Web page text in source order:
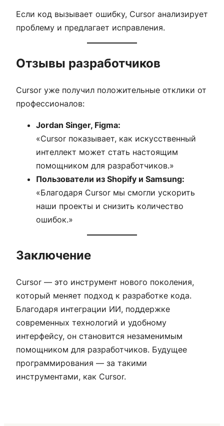
Если код вызывает ошибку, Cursor анализирует
проблему и предлагает исправления.
Отзывы разработчиков
Cursor уже получил положительные отклики от
профессионалов:
Jordan Singer, Figma:
«Cursor показывает, как искусственный
интеллект может стать настоящим
помощником для разработчиков.»
Пользователи из Shopify и Samsung:
«Благодаря Cursor мы смогли ускорить
наши проекты и снизить количество
ошибок.»
Заключение
Cursor — это инструмент нового поколения,
который меняет подход к разработке кода.
Благодаря интеграции ИИ, поддержке
современных технологий и удобному
интерфейсу, он становится незаменимым
помощником для разработчиков. Будущее
программирования — за такими
инструментами, как Cursor.